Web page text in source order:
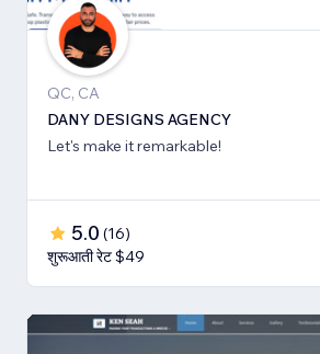
QC, CA
DANY DESIGNS AGENCY
Let's make it remarkable!
5.0 (16)
शुरूआती रेट $49